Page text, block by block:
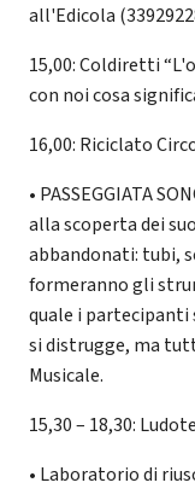
all'Edicola
15,00: Coldiretti
con noi cosa
16,00: Riciclato
• PASSEGGIATA
alla scoperta dei
abbandonati: tubi,
formeranno gli
quale i partecipanti
si distrugge, ma
Musicale.
15,30 – 18,30:
• Laboratorio di